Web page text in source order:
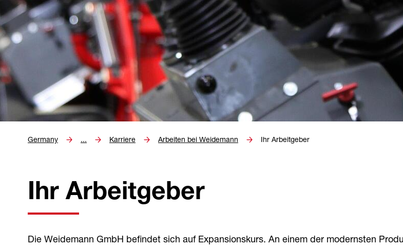
Germany ... Karriere Arbeiten bei Weidemann Ihr Arbeitgeber
Ihr Arbeitgeber
Die Weidemann GmbH befindet sich auf Expansionskurs. An einem der modernsten